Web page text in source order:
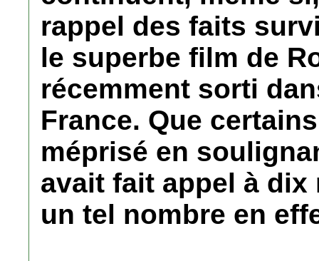
rappel des faits
le superbe film de
récemment sorti
France. Que
méprisé en
avait fait appel à
un tel nombre en